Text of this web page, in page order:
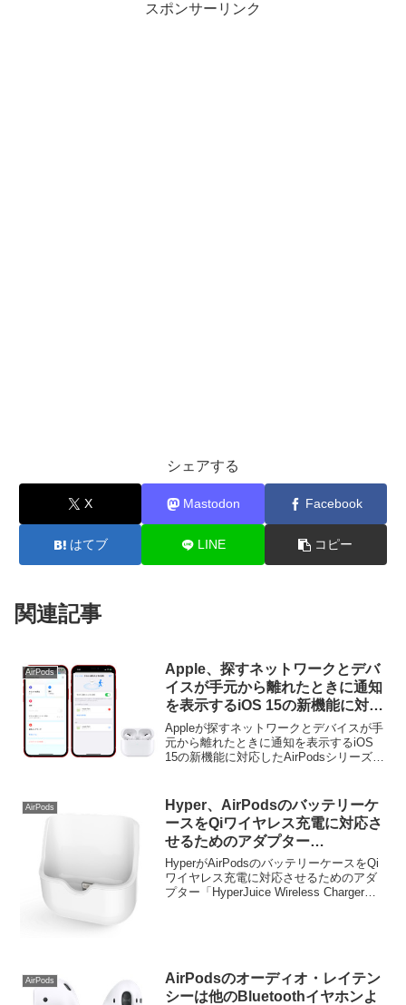
スポンサーリンク
シェアする
X Mastodon Facebook
はてブ LINE コピー
関連記事
AirPods
Apple、探すネットワークとデバ
イスが手元から離れたときに通知
を表示するiOS 15の新機能に対応
したAirPods Pro/Max用のファー
ムウェア・アップデートを提供開
始。
Appleが探すネットワークとデバイスが手
元から離れたときに通知を表示するiOS
15の新機能に対応したAirPodsシリーズ用
AirPods
Hyper、AirPodsのバッテリーケ
ースをQiワイヤレス充電に対応さ
せるためのアダプター
「HyperJuice Wireless Charger
Adapter」を発売。
HyperがAirPodsのバッテリーケースをQi
ワイヤレス充電に対応させるためのアダ
プター「HyperJuice Wireless Charger
AirPods
AirPodsのオーディオ・レイテン
シーは他のBluetoothイヤホンよ